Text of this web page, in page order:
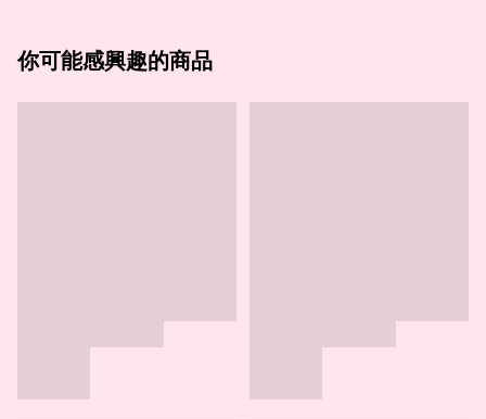
你可能感興趣的商品